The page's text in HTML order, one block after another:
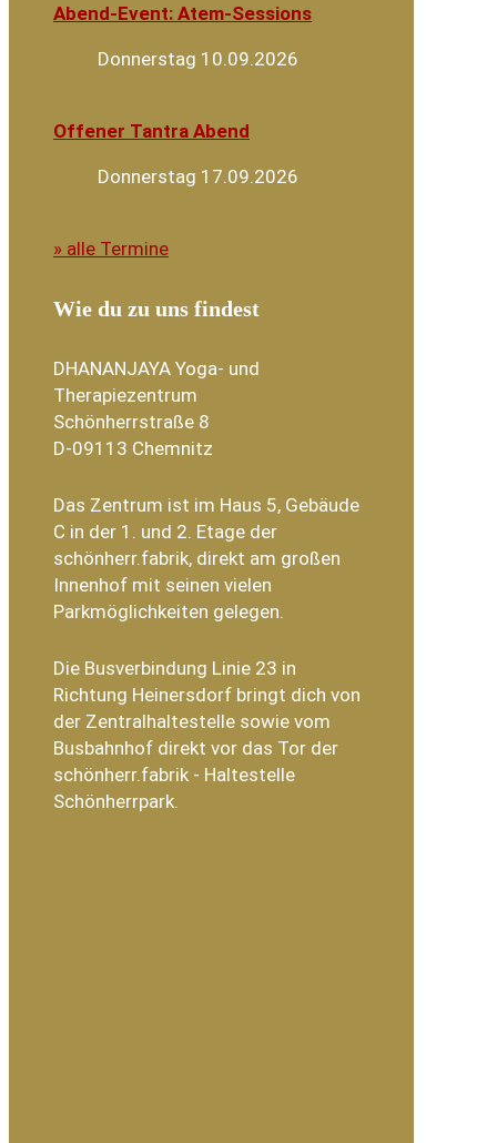
Abend-Event: Atem-Sessions
Donnerstag 10.09.2026
Offener Tantra Abend
Donnerstag 17.09.2026
» alle Termine
Wie du zu uns findest
DHANANJAYA Yoga- und
Therapiezentrum
Schönherrstraße 8
D-09113 Chemnitz
Das Zentrum ist im Haus 5, Gebäude
C in der 1. und 2. Etage der
schönherr.fabrik, direkt am großen
Innenhof mit seinen vielen
Parkmöglichkeiten gelegen.
Die Busverbindung Linie 23 in
Richtung Heinersdorf bringt dich von
der Zentralhaltestelle sowie vom
Busbahnhof direkt vor das Tor der
schönherr.fabrik - Haltestelle
Schönherrpark.